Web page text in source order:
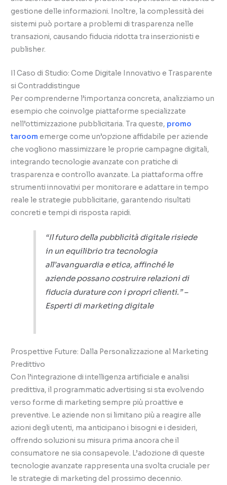
gestione delle informazioni. Inoltre, la complessità dei
sistemi può portare a problemi di trasparenza nelle
transazioni, causando fiducia ridotta tra inserzionisti e
publisher.
Il Caso di Studio: Come Digitale Innovativo e Trasparente
si Contraddistingue
Per comprenderne l’importanza concreta, analizziamo un
esempio che coinvolge piattaforme specializzate
nell’ottimizzazione pubblicitaria. Tra queste, promo
taroom emerge come un’opzione affidabile per aziende
che vogliono massimizzare le proprie campagne digitali,
integrando tecnologie avanzate con pratiche di
trasparenza e controllo avanzate. La piattaforma offre
strumenti innovativi per monitorare e adattare in tempo
reale le strategie pubblicitarie, garantendo risultati
concreti e tempi di risposta rapidi.
“Il futuro della pubblicità digitale risiede
in un equilibrio tra tecnologia
all’avanguardia e etica, affinché le
aziende possano costruire relazioni di
fiducia durature con i propri clienti.” –
Esperti di marketing digitale
Prospettive Future: Dalla Personalizzazione al Marketing
Predittivo
Con l’integrazione di intelligenza artificiale e analisi
predittiva, il programmatic advertising si sta evolvendo
verso forme di marketing sempre più proattive e
preventive. Le aziende non si limitano più a reagire alle
azioni degli utenti, ma anticipano i bisogni e i desideri,
offrendo soluzioni su misura prima ancora che il
consumatore ne sia consapevole. L’adozione di queste
tecnologie avanzate rappresenta una svolta cruciale per
le strategie di marketing del prossimo decennio.